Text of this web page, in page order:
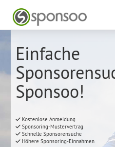
Einfache
Sponsoo!
Kostenlose Anmeldung
Sponsoring-Mustervertrag
Schnelle Sponsorensuche
Höhere Sponsoring-Einnahmen